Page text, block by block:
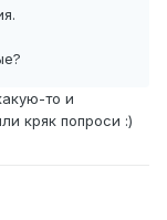
то и
кряк попроси :)